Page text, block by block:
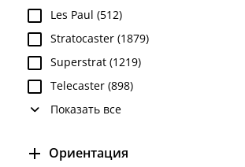
2000-2010 (1)
2010-2020 (1)
2020+ (1)
Les Paul (512)
Stratocaster (1879)
Superstrat (1219)
Telecaster (898)
Показать все
Ориентация